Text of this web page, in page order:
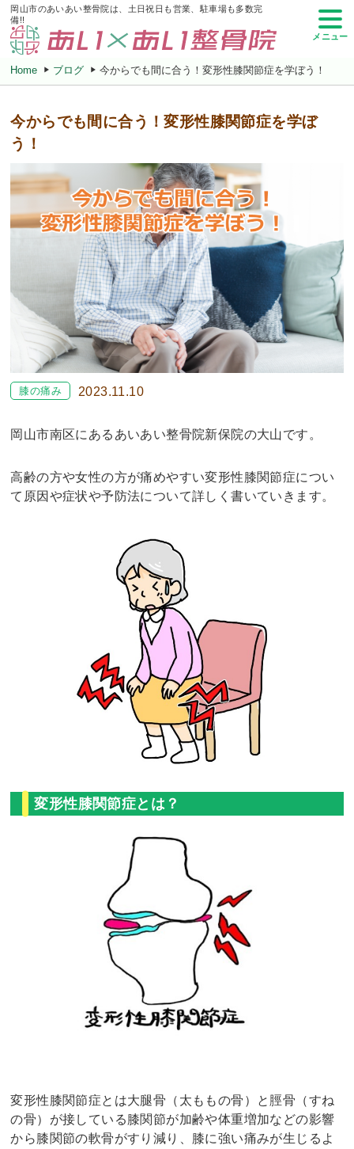
岡山市のあいあい整骨院は、土日祝日も営業、駐車場も多数完
備!!
メニュー
Home ブログ 今からでも間に合う！変形性膝関節症を学ぼう！
今からでも間に合う！変形性膝関節症を学ぼ
う！
膝の痛み 2023.11.10
岡山市南区にあるあいあい整骨院新保院の大山です。
高齢の方や女性の方が痛めやすい変形性膝関節症につい
て原因や症状や予防法について詳しく書いていきます。
変形性膝関節症とは？
変形性膝関節症とは大腿骨（太ももの骨）と脛骨（すね
の骨）が接している膝関節が加齢や体重増加などの影響
から膝関節の軟骨がすり減り、膝に強い痛みが生じるよ